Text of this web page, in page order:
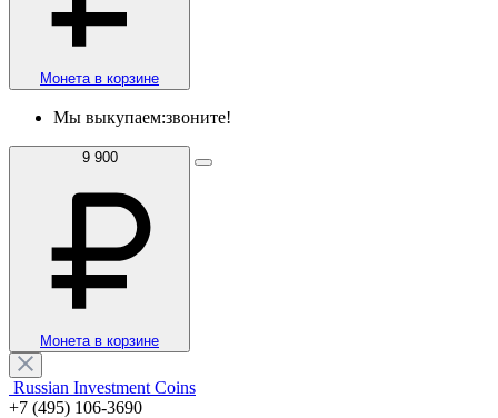
Монета в корзине
Мы выкупаем:звоните!
9 900
Монета в корзине
Russian Investment Coins
+7 (495) 106-3690